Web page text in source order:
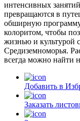
интенсивных
превращаются в
обширную
колоритом, чтобы
жизнью и культурой
Средиземноморья.
всегда можно найти
Добавить в
Заказать